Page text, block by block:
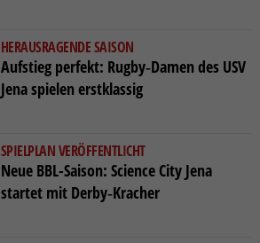
HERAUSRAGENDE SAISON
Aufstieg perfekt: Rugby‑Damen des USV
Jena spielen erstklassig
SPIELPLAN VERÖFFENTLICHT
Neue BBL-Saison: Science City Jena
startet mit Derby‑Kracher